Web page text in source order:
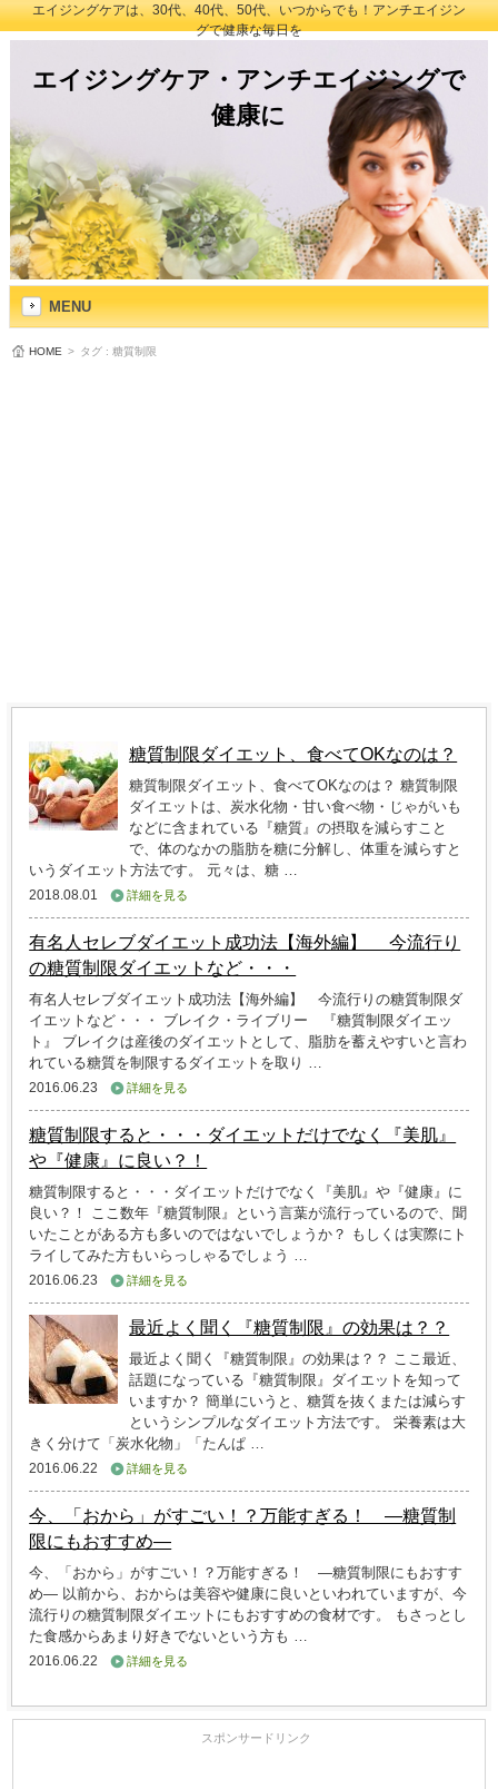
エイジングケアは、30代、40代、50代、いつからでも！アンチエイジン
グで健康な毎日を
エイジングケア・アンチエイジングで
健康に
MENU
HOME > タグ : 糖質制限
糖質制限ダイエット、食べてOKなのは？
糖質制限ダイエット、食べてOKなのは？ 糖質制限
ダイエットは、炭水化物・甘い食べ物・じゃがいも
などに含まれている『糖質』の摂取を減らすこと
で、体のなかの脂肪を糖に分解し、体重を減らすと
いうダイエット方法です。 元々は、糖 …
2018.08.01
詳細を見る
有名人セレブダイエット成功法【海外編】 今流行り
の糖質制限ダイエットなど・・・
有名人セレブダイエット成功法【海外編】 今流行りの糖質制限ダ
イエットなど・・・ ブレイク・ライブリー 『糖質制限ダイエッ
ト』 ブレイクは産後のダイエットとして、脂肪を蓄えやすいと言わ
れている糖質を制限するダイエットを取り …
2016.06.23
詳細を見る
糖質制限すると・・・ダイエットだけでなく『美肌』
や『健康』に良い？！
糖質制限すると・・・ダイエットだけでなく『美肌』や『健康』に
良い？！ ここ数年『糖質制限』という言葉が流行っているので、聞
いたことがある方も多いのではないでしょうか？ もしくは実際にト
ライしてみた方もいらっしゃるでしょう …
2016.06.23
詳細を見る
最近よく聞く『糖質制限』の効果は？？
最近よく聞く『糖質制限』の効果は？？ ここ最近、
話題になっている『糖質制限』ダイエットを知って
いますか？ 簡単にいうと、糖質を抜くまたは減らす
というシンプルなダイエット方法です。 栄養素は大
きく分けて「炭水化物」「たんぱ …
2016.06.22
詳細を見る
今、「おから」がすごい！？万能すぎる！ ―糖質制
限にもおすすめ―
今、「おから」がすごい！？万能すぎる！ ―糖質制限にもおすす
め― 以前から、おからは美容や健康に良いといわれていますが、今
流行りの糖質制限ダイエットにもおすすめの食材です。 もさっとし
た食感からあまり好きでないという方も …
2016.06.22
詳細を見る
スポンサードリンク